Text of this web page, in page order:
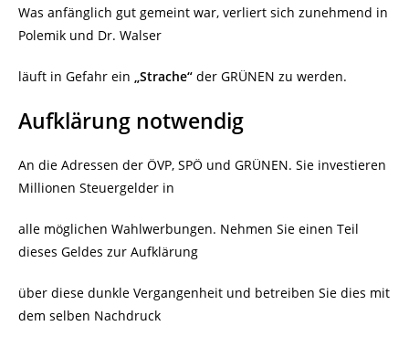
Was anfänglich gut gemeint war, verliert sich zunehmend in
Polemik und Dr. Walser
läuft in Gefahr ein „Strache“ der GRÜNEN zu werden.
Aufklärung notwendig
An die Adressen der ÖVP, SPÖ und GRÜNEN. Sie investieren
Millionen Steuergelder in
alle möglichen Wahlwerbungen. Nehmen Sie einen Teil
dieses Geldes zur Aufklärung
über diese dunkle Vergangenheit und betreiben Sie dies mit
dem selben Nachdruck